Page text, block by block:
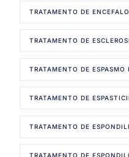
TRATAMENTO DE
TRATAMENTO DE
TRATAMENTO DE ESPASMO
TRATAMENTO DE
TRATAMENTO DE
TRATAMENTO DE